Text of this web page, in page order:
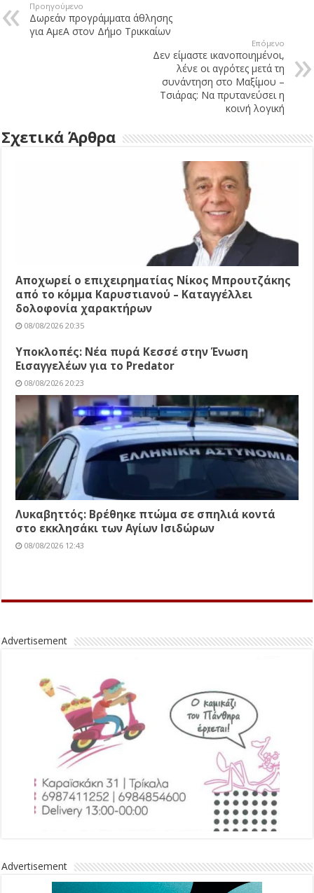
Προηγούμενο
Δωρεάν προγράμματα άθλησης
για ΑμεΑ στον Δήμο Τρικκαίων
Επόμενο
Δεν είμαστε ικανοποιημένοι,
λένε οι αγρότες μετά τη
συνάντηση στο Μαξίμου –
Τσιάρας: Να πρυτανεύσει η
κοινή λογική
Σχετικά Άρθρα
Αποχωρεί ο επιχειρηματίας Νίκος Μπρουτζάκης
από το κόμμα Καρυστιανού – Καταγγέλλει
δολοφονία χαρακτήρων
08/08/2026 20:35
Υποκλοπές: Νέα πυρά Κεσσέ στην Ένωση
Εισαγγελέων για το Predator
08/08/2026 20:23
Λυκαβηττός: Βρέθηκε πτώμα σε σπηλιά κοντά
στο εκκλησάκι των Αγίων Ισιδώρων
08/08/2026 12:43
Advertisement
Advertisement